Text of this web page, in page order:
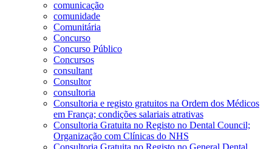
comunicação
comunidade
Comunitária
Concurso
Concurso Público
Concursos
consultant
Consultor
consultoria
Consultoria e registo gratuitos na Ordem dos Médicos
em França; condições salariais atrativas
Consultoria Gratuita no Registo no Dental Council;
Organização com Clínicas do NHS
Consultoria Gratuita no Registo no General Dental